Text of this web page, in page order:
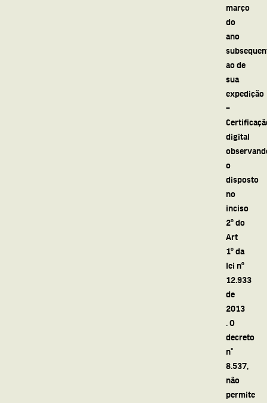
março
do
ano
ao de
sua
expedição
–
digital
o
disposto
no
inciso
2º do
Art
1º da
lei nº
12.933
de
2013
. O
decreto
n°
8.537,
não
permite